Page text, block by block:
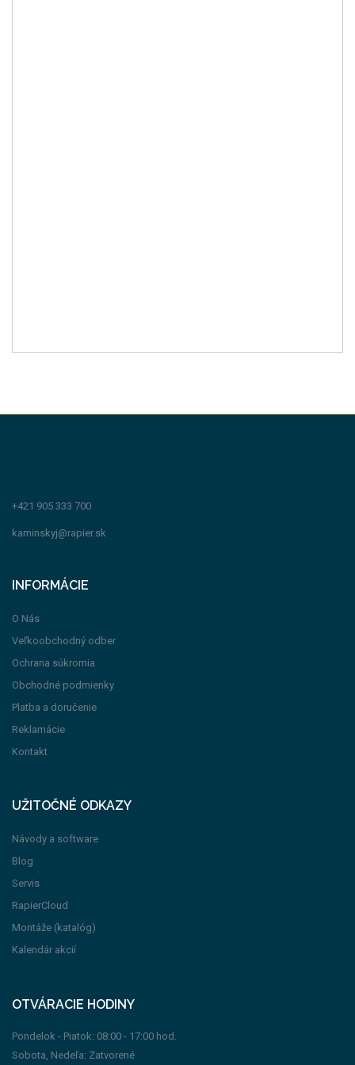
+421 905 333 700
kaminskyj@rapier.sk
INFORMÁCIE
O Nás
Veľkoobchodný odber
Ochrana súkromia
Obchodné podmienky
Platba a doručenie
Reklamácie
Kontakt
UŽITOČNÉ ODKAZY
Návody a software
Blog
Servis
RapierCloud
Montáže (katalóg)
Kalendár akcií
OTVÁRACIE HODINY
Pondelok - Piatok: 08:00 - 17:00 hod.
Sobota, Nedeľa: Zatvorené